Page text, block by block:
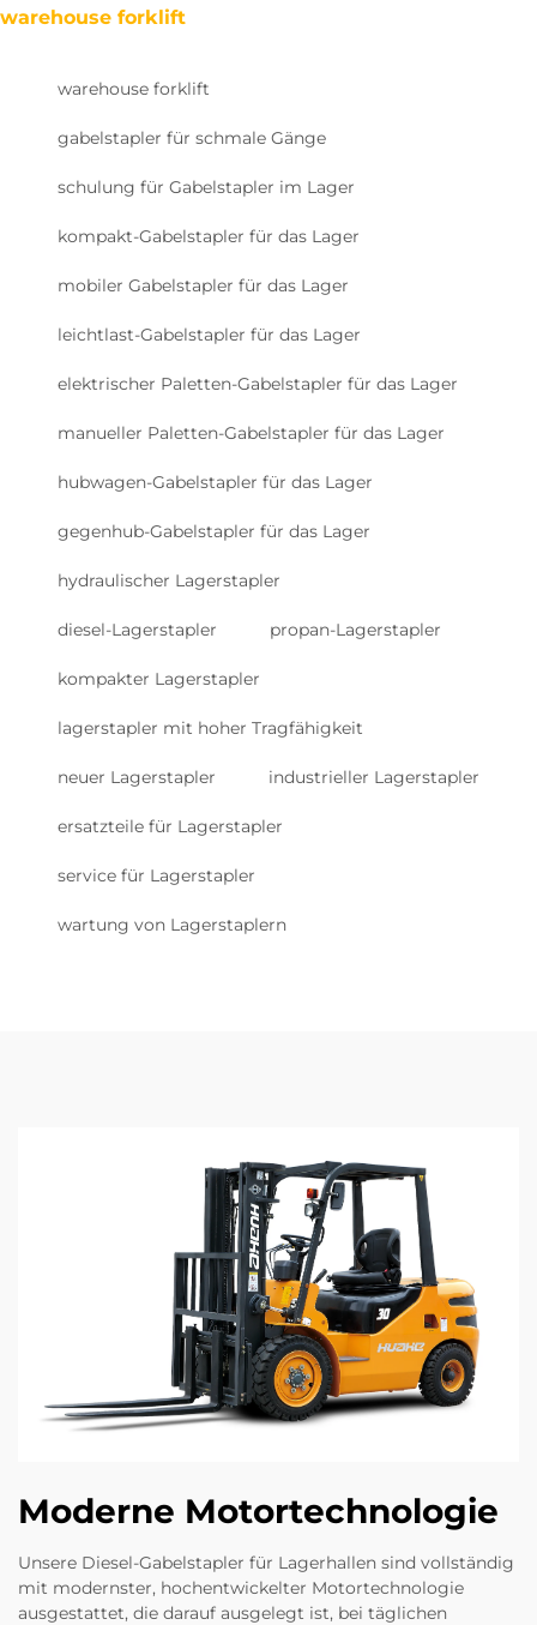
warehouse forklift
warehouse forklift
gabelstapler für schmale Gänge
schulung für Gabelstapler im Lager
kompakt-Gabelstapler für das Lager
mobiler Gabelstapler für das Lager
leichtlast-Gabelstapler für das Lager
elektrischer Paletten-Gabelstapler für das Lager
manueller Paletten-Gabelstapler für das Lager
hubwagen-Gabelstapler für das Lager
gegenhub-Gabelstapler für das Lager
hydraulischer Lagerstapler
diesel-Lagerstapler propan-Lagerstapler
kompakter Lagerstapler
lagerstapler mit hoher Tragfähigkeit
neuer Lagerstapler industrieller Lagerstapler
ersatzteile für Lagerstapler
service für Lagerstapler
wartung von Lagerstaplern
Moderne Motortechnologie
Unsere Diesel-Gabelstapler für Lagerhallen sind vollständig
mit modernster, hochentwickelter Motortechnologie
ausgestattet, die darauf ausgelegt ist, bei täglichen